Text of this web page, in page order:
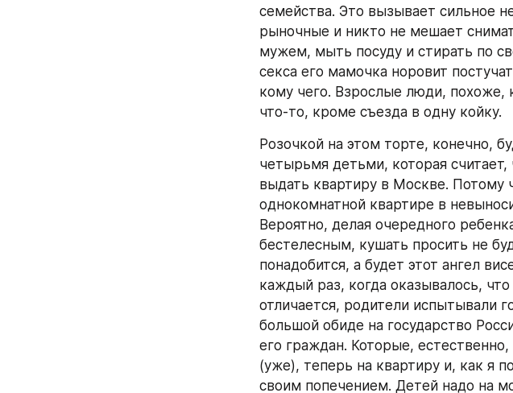
семейства. Это вызывает сильное
рыночные и никто не мешает
мужем, мыть посуду и стирать по
секса его мамочка норовит
кому чего. Взрослые люди, похоже,
что-то, кроме съезда в одну койку.
Розочкой на этом торте, конечно,
четырьмя детьми, которая считает,
выдать квартиру в Москве.
однокомнатной квартире в
Вероятно, делая очередного
бестелесным, кушать просить не
понадобится, а будет этот ангел
каждый раз, когда оказывалось,
отличается, родители испытывали
большой обиде на государство
его граждан. Которые,
(уже), теперь на квартиру и, как я
своим попечением. Детей надо на